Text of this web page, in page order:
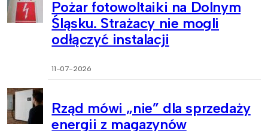
Pożar fotowoltaiki na Dolnym
Śląsku. Strażacy nie mogli
odłączyć instalacji
11-07-2026
Rząd mówi „nie” dla sprzedaży
energii z magazynów